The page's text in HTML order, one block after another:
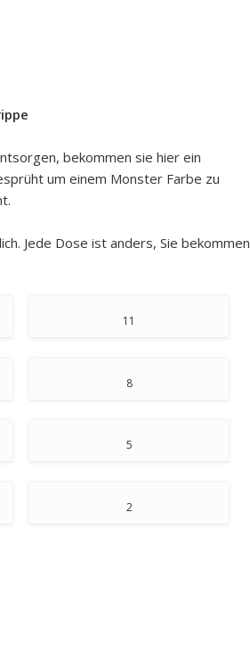
bekommen sie hier ein
um einem Monster Farbe zu
Jede Dose ist anders, Sie bekommen
11
8
5
2